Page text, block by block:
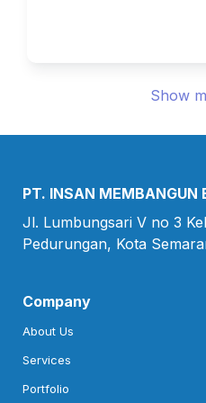
Show
PT. INSAN MEMBANGUN
Jl. Lumbungsari V no 3
Pedurungan, Kota
Company
About Us
Services
Portfolio